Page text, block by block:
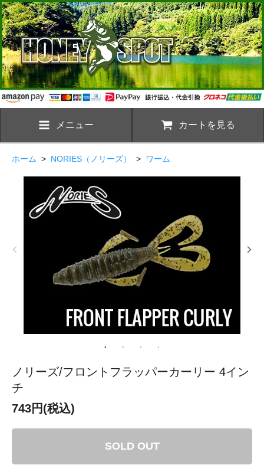
メニュー カートを見る
ホーム > NORIES（ノリーズ） > ワーム
ノリーズ/フロントフラッパーカーリー 4イン
チ
743円(税込)
SOLD OUT